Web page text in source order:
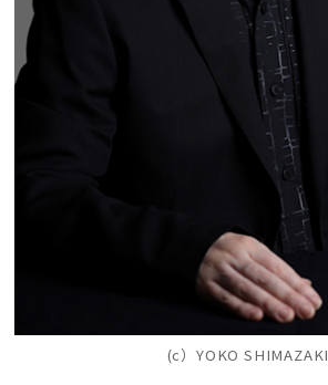
(c）YOKO SHIMAZAKI